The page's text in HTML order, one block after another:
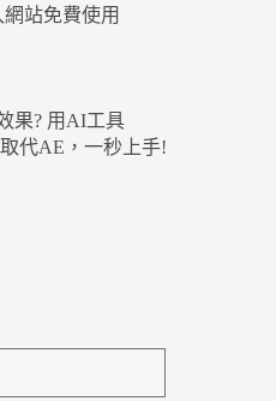
站免費使用
果? 用AI工具
取代AE，一秒上手!